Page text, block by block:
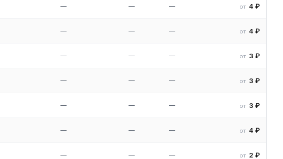
— — — от 4 ₽
— — — от 4 ₽
— — — от 3 ₽
— — — от 3 ₽
— — — от 3 ₽
— — — от 4 ₽
— — — от 2 ₽